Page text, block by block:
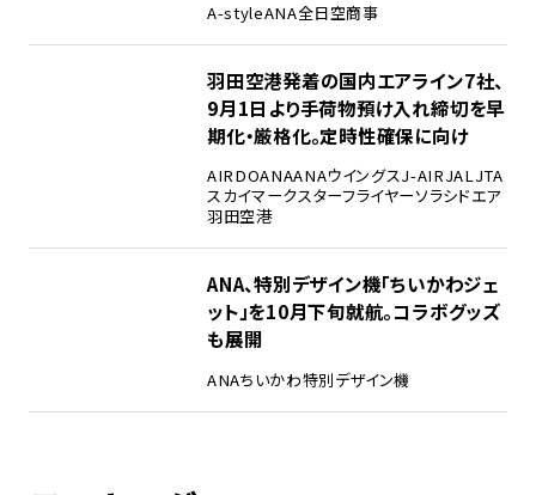
A-styleANA全日空商事
羽田空港発着の国内エアライン7社、
9月1日より手荷物預け入れ締切を早
期化・厳格化。定時性確保に向け
AIRDOANAANAウイングスJ-AIRJALJTA
スカイマークスターフライヤーソラシドエア
羽田空港
ANA、特別デザイン機「ちいかわジェ
ット」を10月下旬就航。コラボグッズ
も展開
ANAちいかわ特別デザイン機